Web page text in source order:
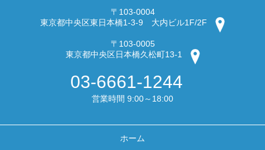
〒103-0004
東京都中央区東日本橋1-3-9 大内ビル1F/2F
〒103-0005
東京都中央区日本橋久松町13-1
03-6661-1244
営業時間 9:00～18:00
ホーム